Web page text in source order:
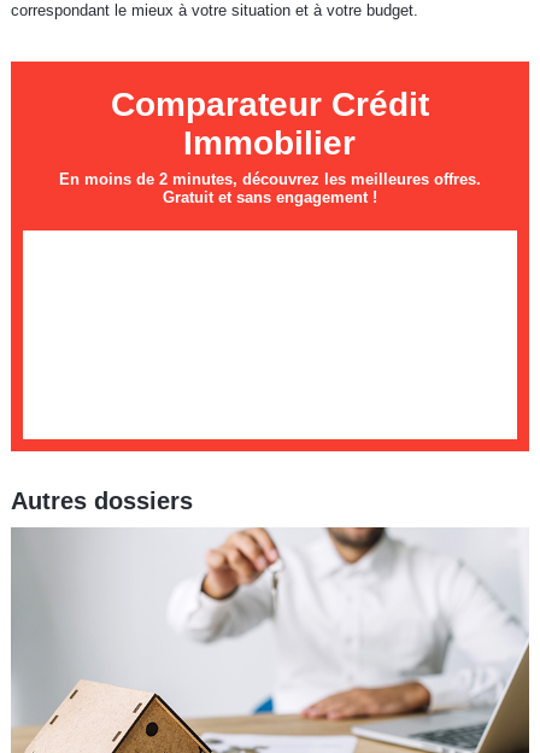
correspondant le mieux à votre situation et à votre budget.
Comparateur Crédit
Immobilier
En moins de 2 minutes, découvrez les meilleures offres.
Gratuit et sans engagement !
Autres dossiers